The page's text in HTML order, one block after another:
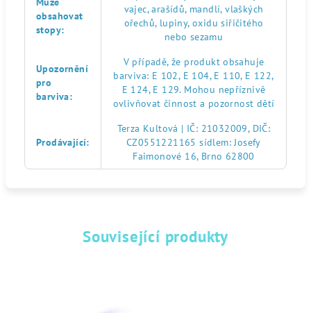
obsahovat
stopy:
vajec, arašídů, mandlí, vlaškých
ořechů, lupiny, oxidu siřičitého
nebo sezamu
Upozornění
pro
barviva:
V případě, že produkt obsahuje
barviva: E 102, E 104, E 110, E 122,
E 124, E 129. Mohou nepříznivě
ovlivňovat činnost a pozornost dětí
Prodávající:
Terza Kultová | IČ: 21032009, DIČ:
CZ0551221165 sídlem: Josefy
Faimonové 16, Brno 62800
Související produkty